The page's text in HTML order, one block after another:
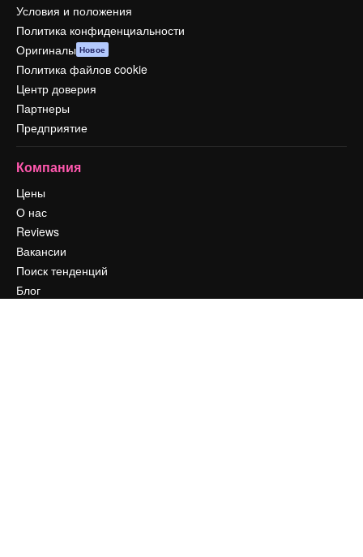
Условия и положения
Политика конфиденциальности
Оригиналы Новое
Политика файлов cookie
Центр доверия
Партнеры
Предприятие
Компания
Цены
О нас
Reviews
Вакансии
Поиск тенденций
Блог